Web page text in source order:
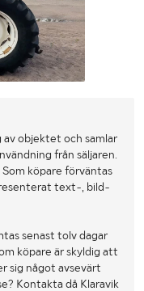
av objektet och samlar
från säljaren.
köpare förväntas
text-, bild-
senast tolv dagar
köpare är skyldig att
sig något avsevärt
Kontakta då Klaravik